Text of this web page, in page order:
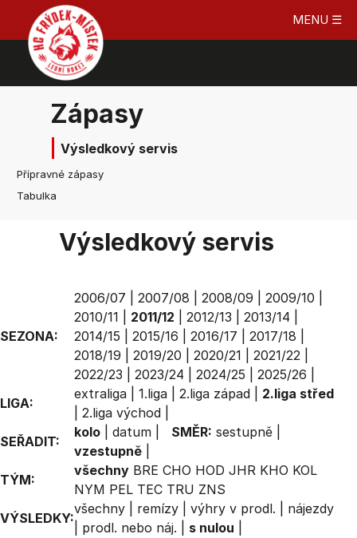
MENU ☰
Zápasy
Výsledkový servis
Přípravné zápasy
Tabulka
Výsledkový servis
SEZONA:
2006/07 2007/08 2008/09 2009/10
2010/11
2011/12 2012/13 2013/14
2014/15
2015/16 2016/17 2017/18
2018/19
2019/20 2020/21 2021/22
2022/23
2023/24 2024/25 2025/26
LIGA:
extraliga 1.liga 2.liga západ
2.liga střed
2.liga východ
SEŘADIT:
kolo datum SMĚR: sestupně
vzestupně
TÝM:
všechny BRE CHO HOD JHR KHO KOL
NYM PEL TEC TRU ZNS
VÝSLEDKY:
všechny remízy výhry v prodl.
nájezdy
prodl. nebo náj. s nulou